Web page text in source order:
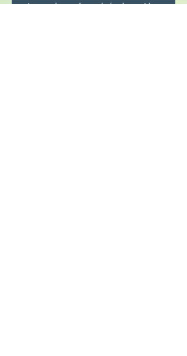
et 31 mai pour les voir évoluer et les